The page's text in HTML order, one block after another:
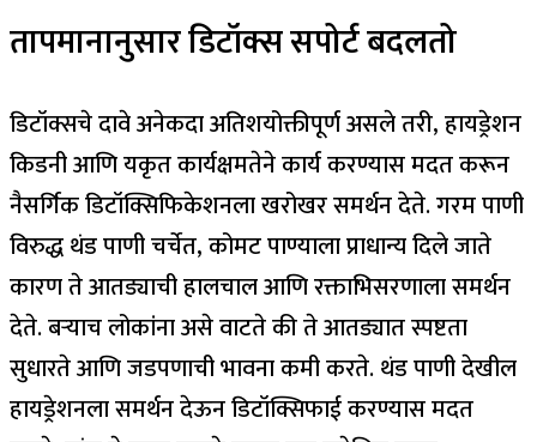
तापमानानुसार डिटॉक्स सपोर्ट बदलतो
डिटॉक्सचे दावे अनेकदा अतिशयोक्तीपूर्ण असले तरी, हायड्रेशन
किडनी आणि यकृत कार्यक्षमतेने कार्य करण्यास मदत करून
नैसर्गिक डिटॉक्सिफिकेशनला खरोखर समर्थन देते. गरम पाणी
विरुद्ध थंड पाणी चर्चेत, कोमट पाण्याला प्राधान्य दिले जाते
कारण ते आतड्याची हालचाल आणि रक्ताभिसरणाला समर्थन
देते. बऱ्याच लोकांना असे वाटते की ते आतड्यात स्पष्टता
सुधारते आणि जडपणाची भावना कमी करते.थंड पाणी देखील
हायड्रेशनला समर्थन देऊन डिटॉक्सिफाई करण्यास मदत